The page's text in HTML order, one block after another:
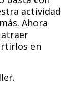
actividad
Ahora
atraer
en